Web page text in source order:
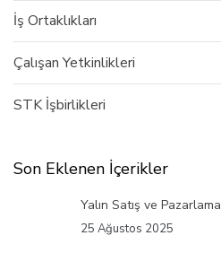
İş Ortaklıkları
Çalışan Yetkinlikleri
STK İşbirlikleri
Son Eklenen İçerikler
Yalın Satış ve Pazarlama
25 Ağustos 2025